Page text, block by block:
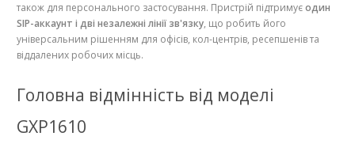
також для персонального застосування. Пристрій підтримуєодин
SIP-аккаунт і дві незалежні лінії зв'язку, що робить його
універсальним рішенням для офісів, кол-центрів, ресепшенів та
віддалених робочих місць.
Головна відмінність від моделі
GXP1610